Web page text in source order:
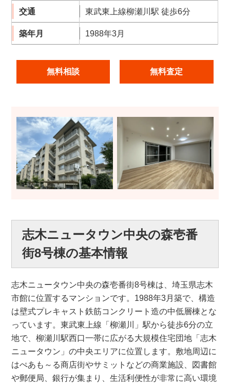
交通 東武東上線柳瀬川駅 徒歩6分
築年月 1988年3月
無料相談 無料査定
志木ニュータウン中央の森壱番
街8号棟の基本情報
志木ニュータウン中央の森壱番街8号棟は、埼玉県志木
市館に位置するマンションです。1988年3月築で、構造
は壁式プレキャスト鉄筋コンクリート造の中低層棟とな
っています。東武東上線「柳瀬川」駅から徒歩6分の立
地で、柳瀬川駅西口一帯に広がる大規模住宅団地「志木
ニュータウン」の中央エリアに位置します。敷地周辺に
はぺあも～る商店街やサミットなどの商業施設、図書館
や郵便局、銀行が集まり、生活利便性が非常に高い環境